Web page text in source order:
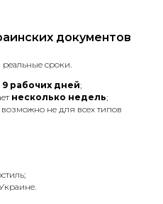
документов
сроки.
9 рабочих дней;
несколько недель;
не для всех типов